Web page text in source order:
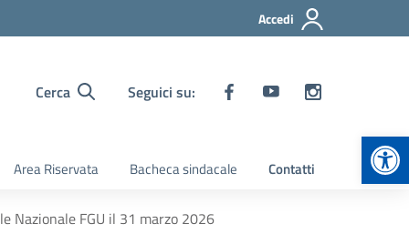
Accedi
Cerca Seguici su:
Area Riservata Bacheca sindacale Contatti
Nazionale FGU il 31 marzo 2026